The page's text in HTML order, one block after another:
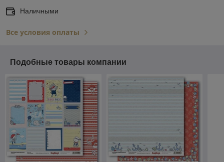
Наличными
Все условия оплаты
Подобные товары компании